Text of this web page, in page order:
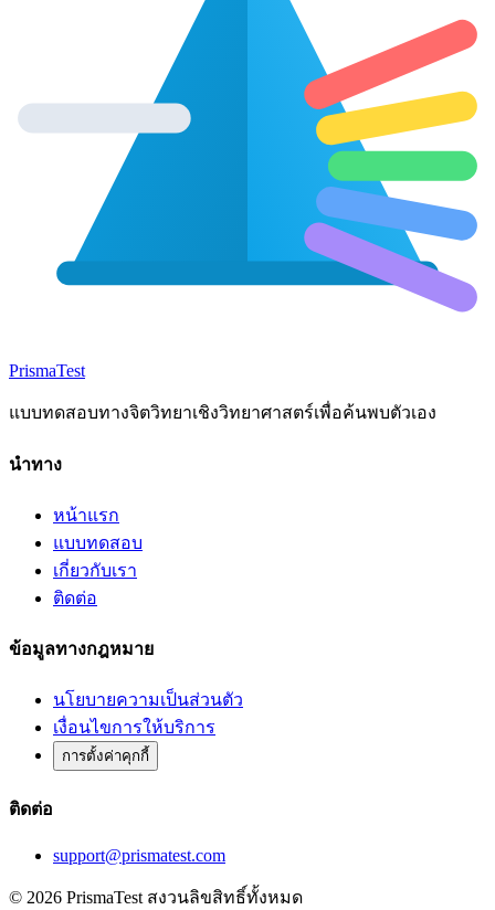
PrismaTest
แบบทดสอบทางจิตวิทยาเชิงวิทยาศาสตร์เพื่อค้นพบตัวเอง
นำทาง
หน้าแรก
แบบทดสอบ
เกี่ยวกับเรา
ติดต่อ
ข้อมูลทางกฎหมาย
นโยบายความเป็นส่วนตัว
เงื่อนไขการให้บริการ
การตั้งค่าคุกกี้
ติดต่อ
support@prismatest.com
© 2026 PrismaTest สงวนลิขสิทธิ์ทั้งหมด